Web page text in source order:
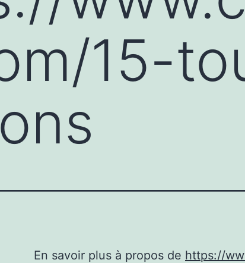
15-
En savoir plus à propos de https://